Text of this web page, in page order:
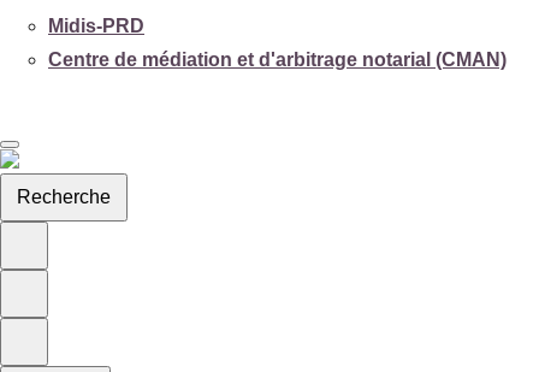
Midis-PRD
Centre de médiation et d'arbitrage notarial (CMAN)
Recherche